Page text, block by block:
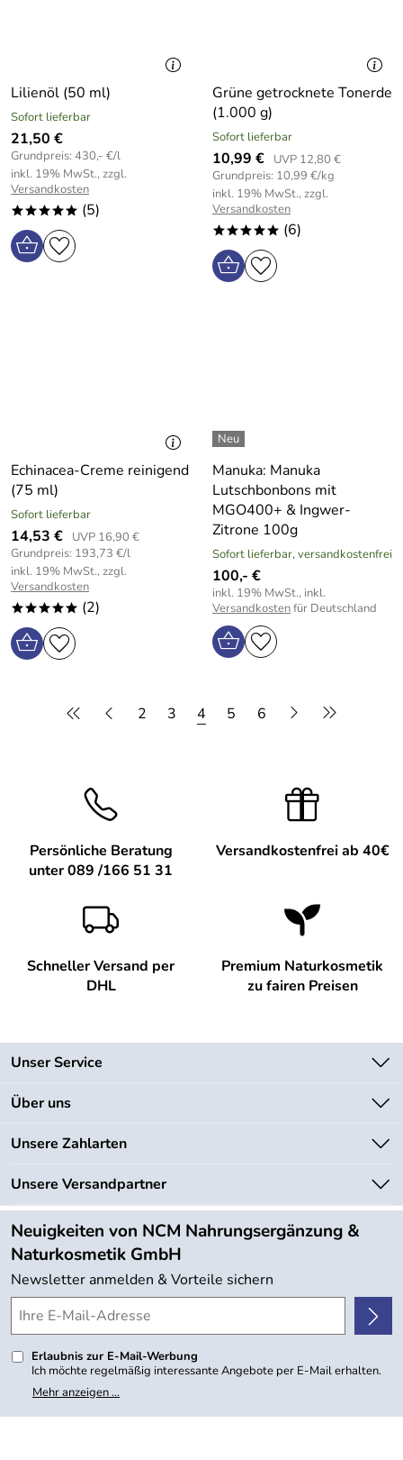
Lilienöl (50 ml)
Sofort lieferbar
21,50 €
Grundpreis: 430,- €/l
inkl. 19% MwSt., zzgl.
Versandkosten
***** (5)
Grüne getrocknete Tonerde
(1.000 g)
Sofort lieferbar
10,99 €
UVP 12,80 €
Grundpreis: 10,99 €/kg
inkl. 19% MwSt., zzgl.
Versandkosten
***** (6)
Echinacea-Creme reinigend
(75 ml)
Sofort lieferbar
14,53 €
UVP 16,90 €
Grundpreis: 193,73 €/l
inkl. 19% MwSt., zzgl.
Versandkosten
***** (2)
Manuka: Manuka
Lutschbonbons mit
MGO400+ & Ingwer-
Zitrone 100g
Sofort lieferbar, versandkostenfrei
100,- €
inkl. 19% MwSt., inkl.
Versandkostenfür Deutschland
2 3 4 5 6
Persönliche Beratung
unter 089 /166 51 31
Versandkostenfrei ab 40€
Schneller Versand per
DHL
Premium Naturkosmetik
zu fairen Preisen
Unser Service
Kontakt
Lieferbedingungen
Kundenlogin
Über uns
Unsere Bestseller
Neu
Angebote
Kundenbewertungen (754)
4,9/5*****
Unsere Zahlarten
Unsere Versandpartner
Neuigkeiten von NCM Nahrungsergänzung &
Naturkosmetik GmbH
Newsletter anmelden & Vorteile sichern
Erlaubnis zur E-Mail-Werbung
Ich möchte regelmäßig interessante Angebote per E-Mail erhalten.
Meine E-Mail-Adresse wird nicht an andere Unternehmen
weitergegeben. Zu statistischen Zwecken wird in anonymer Form
Mehr anzeigen ...